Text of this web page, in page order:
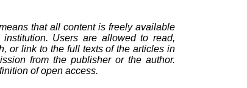
that all content is freely available
Users are allowed to read,
or link to the full texts of the articles in
from the publisher or the author.
of open access.